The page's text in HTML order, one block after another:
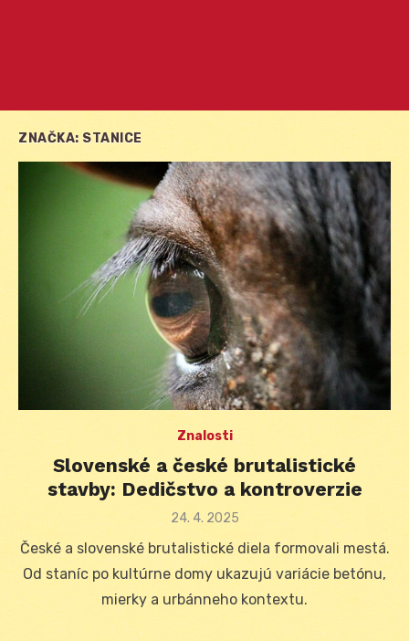
ZNAČKA: STANICE
Znalosti
Slovenské a české brutalistické
stavby: Dedičstvo a kontroverzie
Posted
24. 4. 2025
České a slovenské brutalistické diela formovali mestá.
Od staníc po kultúrne domy ukazujú variácie betónu,
mierky a urbánneho kontextu.